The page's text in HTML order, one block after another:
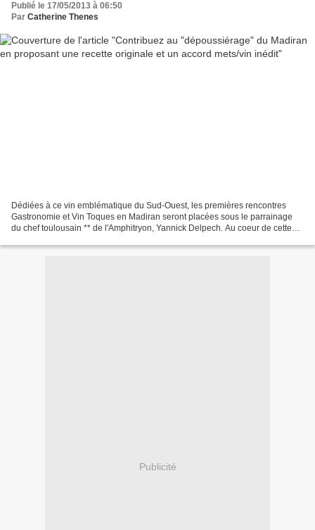
Publié le 17/05/2013 à 06:50
Par Catherine Thenes
Dédiées à ce vin emblématique du Sud-Ouest, les premières rencontres
Gastronomie et Vin Toques en Madiran seront placées sous le parrainage
du chef toulousain ** de l'Amphitryon, Yannick Delpech. Au coeur de cette
Publicité